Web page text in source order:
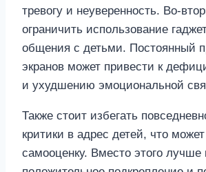
тревогу и неуверенность. Во-
ограничить использование
общения с детьми. Постоянный
экранов может привести к
и ухудшению эмоциональной
Также стоит избегать
критики в адрес детей, что
самооценку. Вместо этого лучше